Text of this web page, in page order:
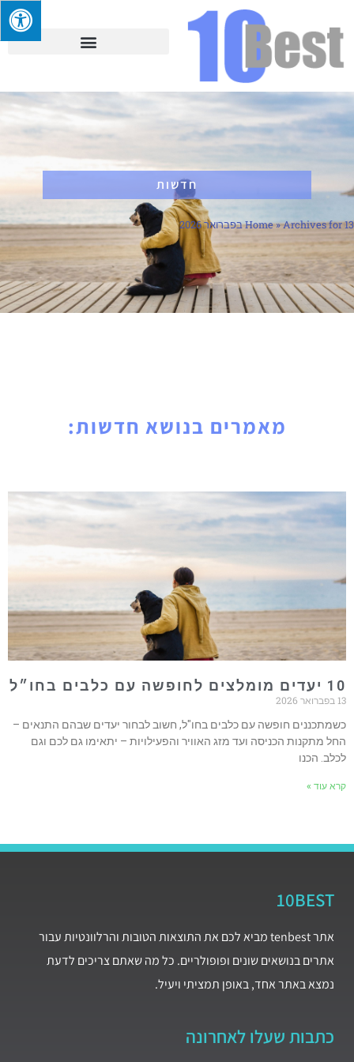
חדשות
Home»Archives for 13 בפברואר 2026
מאמרים בנושא חדשות:
10 יעדים מומלצים לחופשה עם כלבים בחו״ל
13 בפברואר 2026
כשמתכננים חופשה עם כלבים בחו"ל, חשוב לבחור יעדים שבהם התנאים –
החל מתקנות הכניסה ועד מזג האוויר והפעילויות – יתאימו גם לכם וגם
לכלב. הכנו
קרא עוד »
10BEST
אתר tenbest מביא לכם את התוצאות הטובות והרלוונטיות עבור
אתרים בנושאים שונים ופופולריים. כל מה שאתם צריכים לדעת
נמצא באתר אחד, באופן תמציתי ויעיל.
כתבות שעלו לאחרונה